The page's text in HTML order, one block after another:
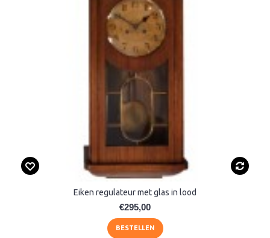
Eiken regulateur met glas in lood
€295,00
BESTELLEN